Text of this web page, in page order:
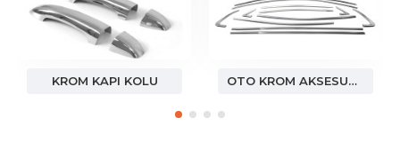
KROM KAPI KOLU OTO KROM AKSESUAR